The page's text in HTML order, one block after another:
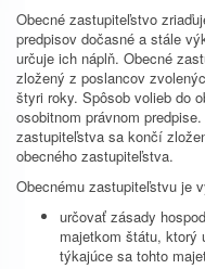
Obecné zastupiteľstvo
predpisov dočasné a stále
určuje ich náplň. Obecné
zložený z poslancov
štyri roky. Spôsob volieb do
osobitnom právnom
zastupiteľstva sa končí
obecného zastupiteľstva.
Obecnému zastupiteľstvu je
určovať zásady
majetkom štátu, ktorý
týkajúce sa tohto